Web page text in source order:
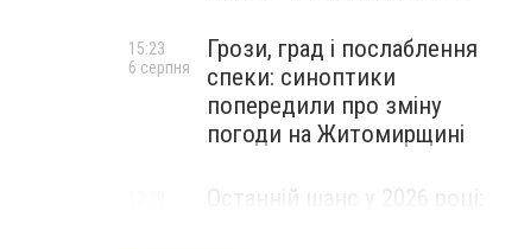
Грози, град і послаблення
спеки: синоптики
попередили про зміну
погоди на Житомирщині
15:23
6 серпня
Останній шанс у 2026 році: